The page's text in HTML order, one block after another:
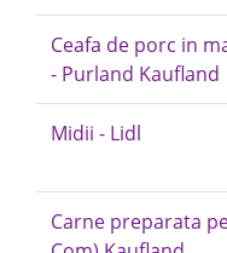
Ceafa de porc in
- Purland Kaufland
Midii - Lidl
Carne preparata